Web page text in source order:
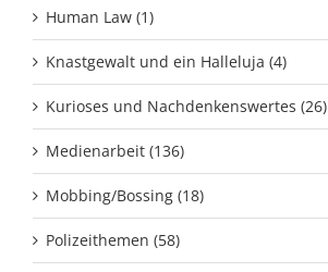
Human Law (1)
Knastgewalt und ein Halleluja (4)
Kurioses und Nachdenkenswertes (26)
Medienarbeit (136)
Mobbing/Bossing (18)
Polizeithemen (58)